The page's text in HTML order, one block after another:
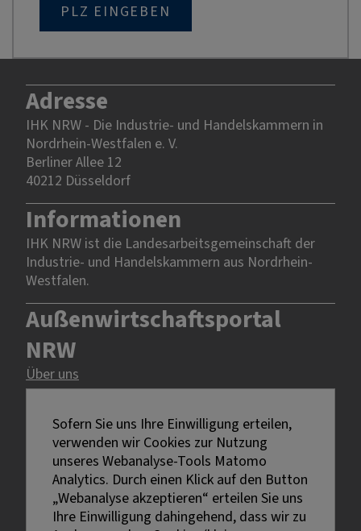
PLZ EINGEBEN
Adresse
IHK NRW - Die Industrie- und Handelskammern in
Nordrhein-Westfalen e. V.
Berliner Allee 12
40212 Düsseldorf
Informationen
IHK NRW ist die Landesarbeitsgemeinschaft der
Industrie- und Handelskammern aus Nordrhein-
Westfalen.
Außenwirtschaftsportal
NRW
Über uns
Rechtliches
Impressum
Datenschutz
Erklärung zur Barrierefreiheit
Bildnachweise
Sofern Sie uns Ihre Einwilligung erteilen,
verwenden wir Cookies zur Nutzung
unseres Webanalyse-Tools Matomo
Analytics. Durch einen Klick auf den Button
„Webanalyse akzeptieren“ erteilen Sie uns
Ihre Einwilligung dahingehend, dass wir zu